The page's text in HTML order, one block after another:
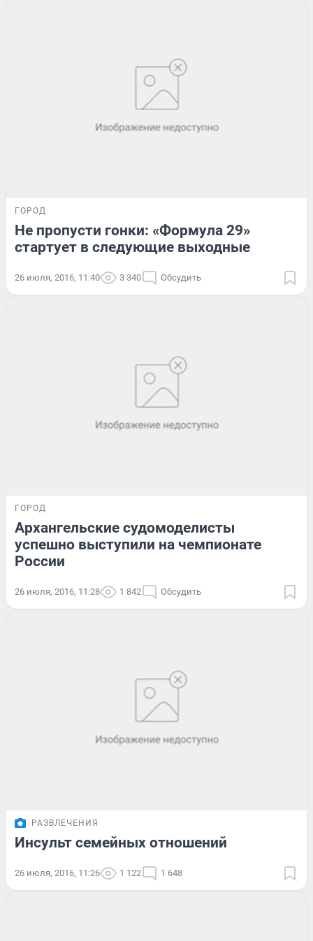
ГОРОД
Не пропусти гонки: «Формула 29»
стартует в следующие выходные
26 июля, 2016, 11:40 3 340 Обсудить
ГОРОД
Архангельские судомоделисты
успешно выступили на чемпионате
России
26 июля, 2016, 11:28 1 842 Обсудить
РАЗВЛЕЧЕНИЯ
Инсульт семейных отношений
26 июля, 2016, 11:26 1 122 1 648